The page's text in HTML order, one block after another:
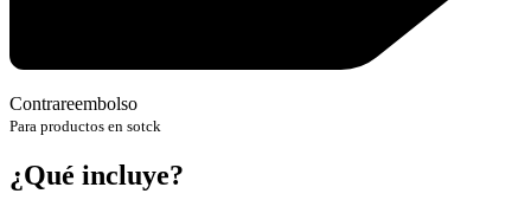
Contrareembolso
Para productos en sotck
¿Qué incluye?